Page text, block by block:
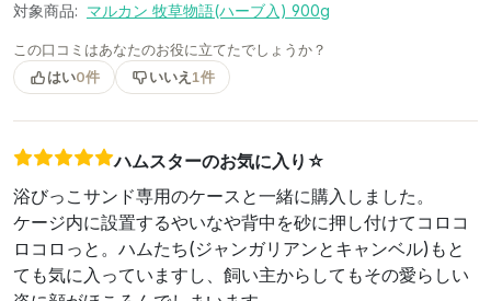
対象商品: マルカン 牧草物語(ハーブ入) 900g
この口コミはあなたのお役に立てたでしょうか？
はい0件 いいえ 1件
ハムスターのお気に入り☆
浴びっこサンド専用のケースと一緒に購入しました。
ケージ内に設置するやいなや背中を砂に押し付けてコロコ
ロコロっと。ハムたち(ジャンガリアンとキャンベル)もと
ても気に入っていますし、飼い主からしてもその愛らしい